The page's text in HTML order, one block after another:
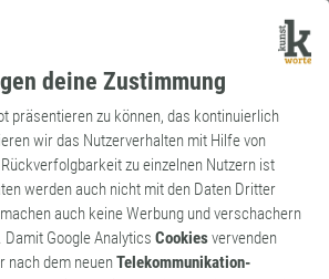
deine Zustimmung
präsentieren zu können, das kontinuierlich
wir das Nutzerverhalten mit Hilfe von
Rückverfolgbarkeit zu einzelnen Nutzern ist
werden auch nicht mit den Daten Dritter
auch keine Werbung und verschachern
Google Analytics Cookiesvervenden
nach dem neuenTelekommunikation-
Archaismus
der Hilfsschule wurden